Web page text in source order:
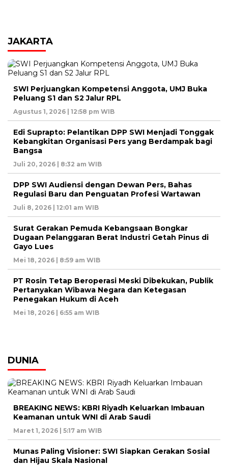
JAKARTA
SWI Perjuangkan Kompetensi Anggota, UMJ Buka
Peluang S1 dan S2 Jalur RPL
Agustus 1, 2026 | 12:58 pm WIB
Edi Suprapto: Pelantikan DPP SWI Menjadi Tonggak
Kebangkitan Organisasi Pers yang Berdampak bagi
Bangsa
Juli 20, 2026 | 8:32 am WIB
DPP SWI Audiensi dengan Dewan Pers, Bahas
Regulasi Baru dan Penguatan Profesi Wartawan
Juli 8, 2026 | 12:01 am WIB
Surat Gerakan Pemuda Kebangsaan Bongkar
Dugaan Pelanggaran Berat Industri Getah Pinus di
Gayo Lues
Mei 18, 2026 | 8:59 am WIB
PT Rosin Tetap Beroperasi Meski Dibekukan, Publik
Pertanyakan Wibawa Negara dan Ketegasan
Penegakan Hukum di Aceh
Mei 18, 2026 | 6:55 am WIB
DUNIA
BREAKING NEWS: KBRI Riyadh Keluarkan Imbauan
Keamanan untuk WNI di Arab Saudi
Maret 1, 2026 | 5:17 am WIB
Munas Paling Visioner: SWI Siapkan Gerakan Sosial
dan Hijau Skala Nasional